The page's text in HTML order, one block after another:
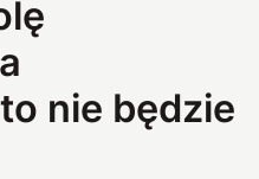
nie będzie